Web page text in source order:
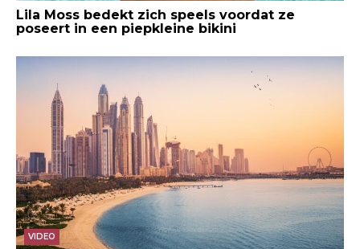
Lila Moss bedekt zich speels voordat ze
poseert in een piepkleine bikini
VIDEO